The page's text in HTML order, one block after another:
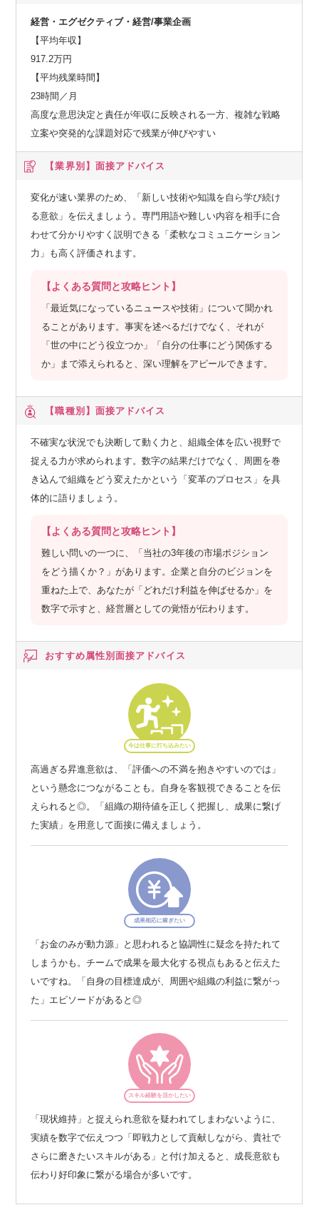
経営・エグゼクティブ・経営/事業企画
【平均年収】
917.2万円
【平均残業時間】
23時間／月
高度な意思決定と責任が年収に反映される一方、複雑な戦略
立案や突発的な課題対応で残業が伸びやすい
【業界別】 面接アドバイス
変化が速い業界のため、「新しい技術や知識を自ら学び続け
る意欲」を伝えましょう。専門用語や難しい内容を相手に合
わせて分かりやすく説明できる「柔軟なコミュニケーション
力」も高く評価されます。
【よくある質問と攻略ヒント】
「最近気になっているニュースや技術」について聞かれ
ることがあります。事実を述べるだけでなく、それが
「世の中にどう役立つか」「自分の仕事にどう関係する
か」まで添えられると、深い理解をアピールできます。
【職種別】 面接アドバイス
不確実な状況でも決断して動く力と、組織全体を広い視野で
捉える力が求められます。数字の結果だけでなく、周囲を巻
き込んで組織をどう変えたかという「変革のプロセス」を具
体的に語りましょう。
【よくある質問と攻略ヒント】
難しい問いの一つに、「当社の3年後の市場ポジション
をどう描くか？」があります。企業と自分のビジョンを
重ねた上で、あなたが「どれだけ利益を伸ばせるか」を
数字で示すと、経営層としての覚悟が伝わります。
おすすめ属性別面接アドバイス
今は仕事に打ち込みたい
高過ぎる昇進意欲は、「評価への不満を抱きやすいのでは」
という懸念につながることも。自身を客観視できることを伝
えられると◎。「組織の期待値を正しく把握し、成果に繋げ
た実績」を用意して面接に備えましょう。
成果相応に稼ぎたい
「お金のみが動力源」と思われると協調性に疑念を持たれて
しまうかも。チームで成果を最大化する視点もあると伝えた
いですね。「自身の目標達成が、周囲や組織の利益に繋がっ
た」エピソードがあると◎
スキル経験を活かしたい
「現状維持」と捉えられ意欲を疑われてしまわないように、
実績を数字で伝えつつ「即戦力として貢献しながら、貴社で
さらに磨きたいスキルがある」と付け加えると、成長意欲も
伝わり好印象に繋がる場合が多いです。